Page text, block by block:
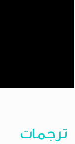
ترجمات